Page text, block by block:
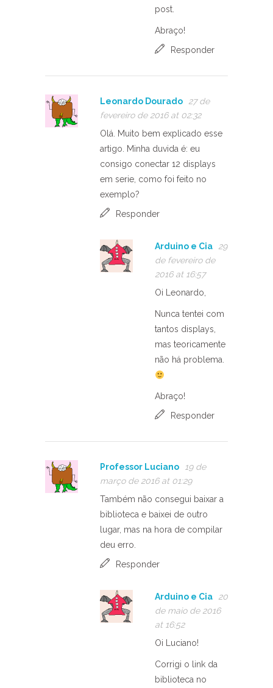
post.
Abraço!
Responder
Leonardo Dourado
27 de
fevereiro de 2016 at 02:32
Olá. Muito bem explicado esse
artigo. Minha duvida é: eu
consigo conectar 12 displays
em serie, como foi feito no
exemplo?
Responder
Arduino e Cia
29
de fevereiro de
2016 at 16:57
Oi Leonardo,
Nunca tentei com
tantos displays,
mas teoricamente
não há problema.
Abraço!
Responder
Professor Luciano
19 de
março de 2016 at 01:29
Também não consegui baixar a
biblioteca e baixei de outro
lugar, mas na hora de compilar
deu erro.
Responder
Arduino e Cia
20
de maio de 2016
at 16:52
Oi Luciano!
Corrigi o link da
biblioteca no